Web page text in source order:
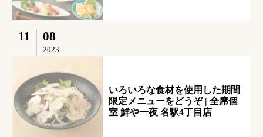
11 08
2023
いろいろな食材を使用した期間
限定メニューをどうぞ | 全席個
室 鮮や一夜 名駅4丁目店